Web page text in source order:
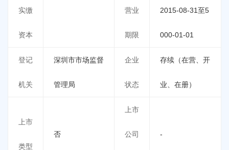
实缴
资本
营业
期限
2015-08-31至5
000-01-01
登记
机关
深圳市市场监督
管理局
企业
状态
存续（在营、开
业、在册）
上市
类型
否
上市
公司 -